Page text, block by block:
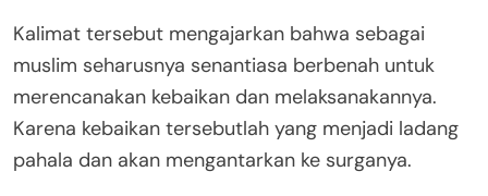
Kalimat tersebut mengajarkan bahwa sebagai
muslim seharusnya senantiasa berbenah untuk
merencanakan kebaikan dan melaksanakannya.
Karena kebaikan tersebutlah yang menjadi ladang
pahala dan akan mengantarkan ke surganya.